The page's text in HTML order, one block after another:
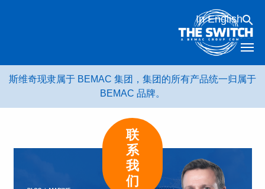
容
联
系
我
们
In English
斯维奇现隶属于 BEMAC 集团，集团的所有产品统一归属于
BEMAC 品牌。